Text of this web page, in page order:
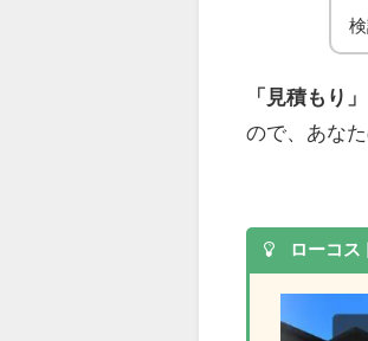
「見積もり
ので、あな
ローコス